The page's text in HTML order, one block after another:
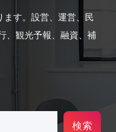
ます。設営、運営、民
、観光予報、融資、補
検索